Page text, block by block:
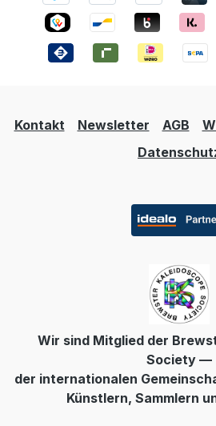
Kontakt Newsletter AGB
Wir sind Mitglied der
Society —
der internationalen
Künstlern, Sammlern